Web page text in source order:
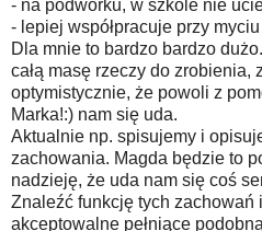
- na podwórku, w szkole nie
- lepiej współpracuje przy
Dla mnie to bardzo bardzo
całą masę rzeczy do zrobienia,
optymistycznie, że powoli z
Marka!:) nam się uda.
Aktualnie np. spisujemy i
zachowania. Magda będzie to
nadzieję, że uda nam się coś
Znaleźć funkcję tych
akceptowalne pełniące